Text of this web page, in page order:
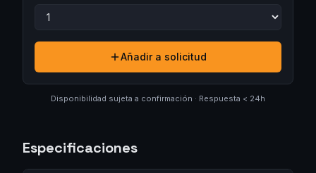
Añadir a solicitud
Disponibilidad sujeta a confirmación · Respuesta < 24h
Especificaciones